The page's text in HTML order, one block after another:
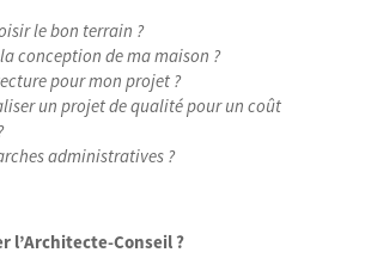
le bon terrain ?
conception de ma maison ?
pour mon projet ?
un projet de qualité pour un coût
administratives ?
l’Architecte-Conseil ?